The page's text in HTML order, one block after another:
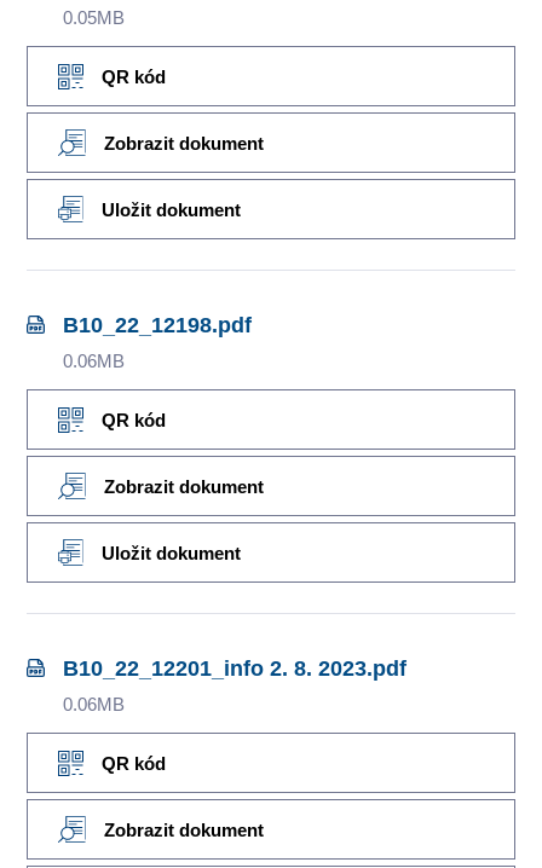
0.05MB
QR kód
Zobrazit dokument
Uložit dokument
B10_22_12198.pdf
0.06MB
QR kód
Zobrazit dokument
Uložit dokument
B10_22_12201_info 2. 8. 2023.pdf
0.06MB
QR kód
Zobrazit dokument